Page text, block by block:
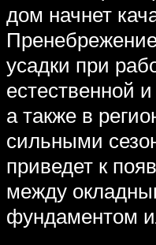
дом начнет
усадки при
естественной
а также в
сильными
приведет к
между
фундаментом